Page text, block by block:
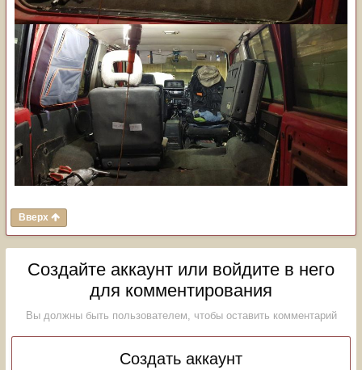
Вверх
Создайте аккаунт или войдите в него
для комментирования
Вы должны быть пользователем, чтобы оставить комментарий
Создать аккаунт